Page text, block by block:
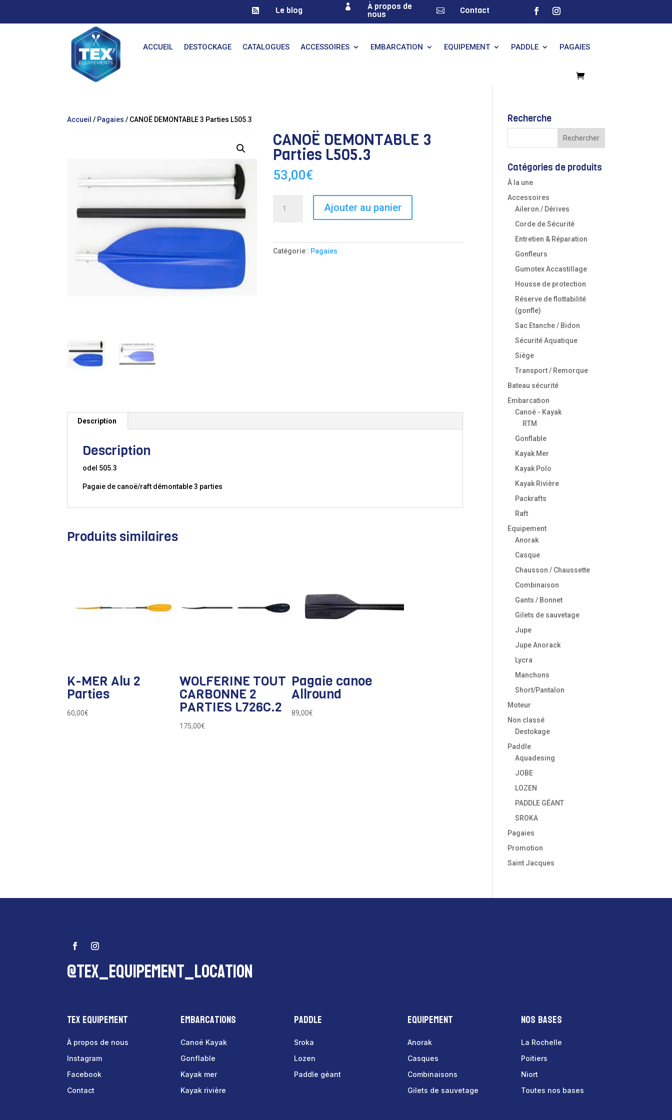
 Le blog  À propos de
nous  Contact
ACCUEIL DESTOCKAGE CATALOGUES ACCESSOIRES EMBARCATION EQUIPEMENT PADDLE PAGAIES
Accueil / Pagaies / CANOË DEMONTABLE 3 Parties L505.3
CANOË DEMONTABLE 3
Parties L505.3
53,00€
Parties
Ajouter au panier
Catégorie : Pagaies
Description
Description
odel 505.3
Pagaie de canoë/raft démontable 3 parties
Produits similaires
K-MER Alu 2
Parties
60,00€
WOLFERINE TOUT
CARBONNE 2
PARTIES L726C.2
175,00€
Pagaie canoe
Allround
89,00€
Recherche
Catégories de produits
À la une
Accessoires
Aileron / Dérives
Corde de Sécurité
Entretien & Réparation
Gonfleurs
Gumotex Accastillage
Housse de protection
Réserve de flottabilité
(gonfle)
Sac Etanche / Bidon
Sécurité Aquatique
Siège
Transport / Remorque
Bateau sécurité
Embarcation
Canoë - Kayak
RTM
Gonflable
Kayak Mer
Kayak Polo
Kayak Rivière
Packrafts
Raft
Equipement
Anorak
Casque
Chausson / Chaussette
Combinaison
Gants / Bonnet
Gilets de sauvetage
Jupe
Jupe Anorack
Lycra
Manchons
Short/Pantalon
Moteur
Non classé
Destokage
Paddle
Aquadesing
JOBE
LOZEN
PADDLE GÉANT
SROKA
Pagaies
Promotion
Saint Jacques
@tex_equipement_location
Tex Equipement
À propos de nous
Instagram
Facebook
Contact
Embarcations
Canoë Kayak
Gonflable
Kayak mer
Kayak rivière
Paddle
Sroka
Lozen
Paddle géant
Equipement
Anorak
Casques
Combinaisons
Gilets de sauvetage
Nos bases
La Rochelle
Poitiers
Niort
Toutes nos bases